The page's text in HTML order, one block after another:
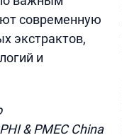
современную
экстрактов,
и
& PMEC China